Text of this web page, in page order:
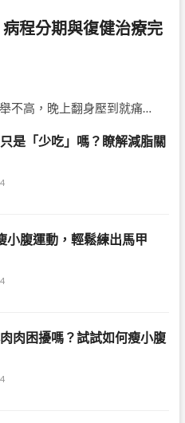
程分期與復健治療完
不高，晚上翻身壓到就痛…
是「少吃」嗎？瞭解減脂關
小腹運動，輕鬆練出馬甲
肉困擾嗎？試試如何瘦小腹